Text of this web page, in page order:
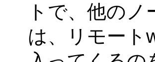
トで、他の
は、リモート